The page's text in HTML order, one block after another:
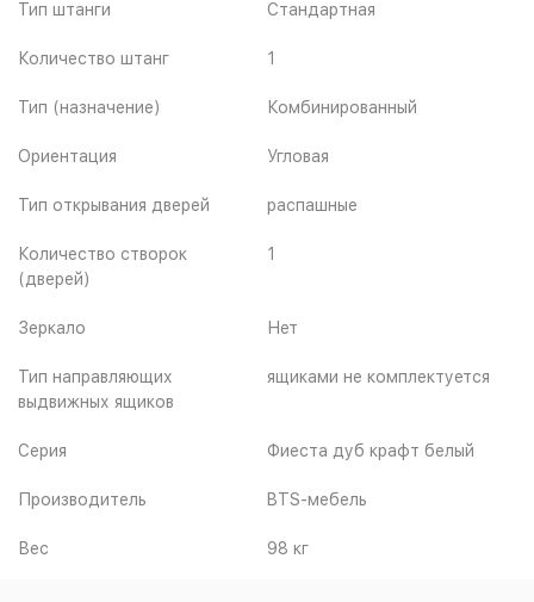
Тип штанги Стандартная
Количество штанг 1
Тип (назначение) Комбинированный
Ориентация Угловая
Тип открывания дверей распашные
Количество створок
(дверей)
1
Зеркало Нет
Тип направляющих
выдвижных ящиков
ящиками не комплектуется
Серия Фиеста дуб крафт белый
Производитель BTS-мебель
Вес 98 кг